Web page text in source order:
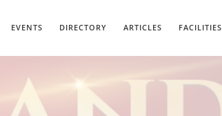
EVENTS DIRECTORY ARTICLES FACILITIES